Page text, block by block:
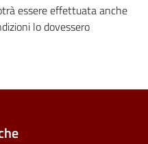
essere effettuata anche
lo dovessero